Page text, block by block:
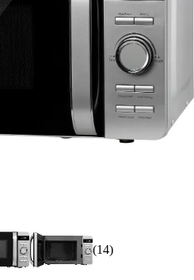
(14)